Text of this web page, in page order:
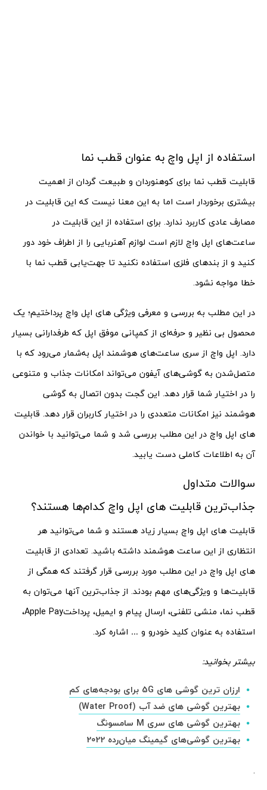
استفاده از اپل واچ به عنوان قطب نما
قابلیت قطب نما برای کوهنوردان و طبیعت گردان از اهمیت
بیشتری برخوردار است اما به این معنا نیست که این قابلیت در
مصارف عادی کاربرد ندارد. برای استفاده از این قابلیت در
ساعت‌های اپل واچ لازم است لوازم آهنربایی را از اطراف خود دور
کنید و از بندهای فلزی استفاده نکنید تا جهت‌یابی قطب نما با
خطا مواجه نشود.
در این مطلب به بررسی و معرفی ویژگی های اپل واچ پرداختیم؛ یک
محصول بی نظیر و حرفه‌ای از کمپانی موفق اپل که طرفدارانی بسیار
دارد. اپل واچ از سری ساعت‌های هوشمند اپل به‌شمار می‌رود که با
متصل‌شدن به گوشی‌های آیفون می‌تواند امکانات جذاب و متنوعی
را در اختیار شما قرار دهد. این گجت بدون اتصال به گوشی
هوشمند نیز امکانات متعددی را در اختیار کاربران قرار دهد. قابلیت
های اپل واچ در این مطلب بررسی شد و شما می‌توانید با خواندن
آن به اطلاعات کاملی دست یابید.
سوالات متداول
جذاب‌ترین قابلیت های اپل واچ کدام‌ها هستند؟
قابلیت های اپل واچ بسیار زیاد هستند و شما می‌توانید هر
انتظاری از این ساعت هوشمند داشته باشید. تعدادی از قابلیت
های اپل واچ در این مطلب مورد بررسی قرار گرفتند که همگی از
قابلیت‌ها و ویژگی‌های مهم بودند. از جذاب‌ترین آنها می‌توان به
قطب نما، منشی تلفنی، ارسال پیام و ایمیل، پرداختApple Pay،
استفاده به عنوان کلید خودرو و … اشاره کرد.
بیشتر بخوانید:
ارزان ترین گوشی های 5G برای بودجه‌های کم
بهترین گوشی های ضد آب (Water Proof)
بهترین گوشی های سری M سامسونگ
بهترین گوشی‌های گیمینگ میان‌رده 2022
.